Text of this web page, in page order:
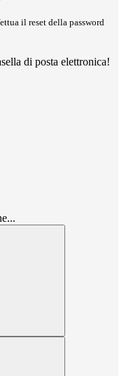
il reset della password
di posta elettronica!